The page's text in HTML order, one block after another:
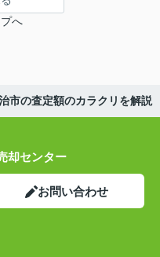
へ
市の査定額のカラクリを解説
却センター
お問い合わせ